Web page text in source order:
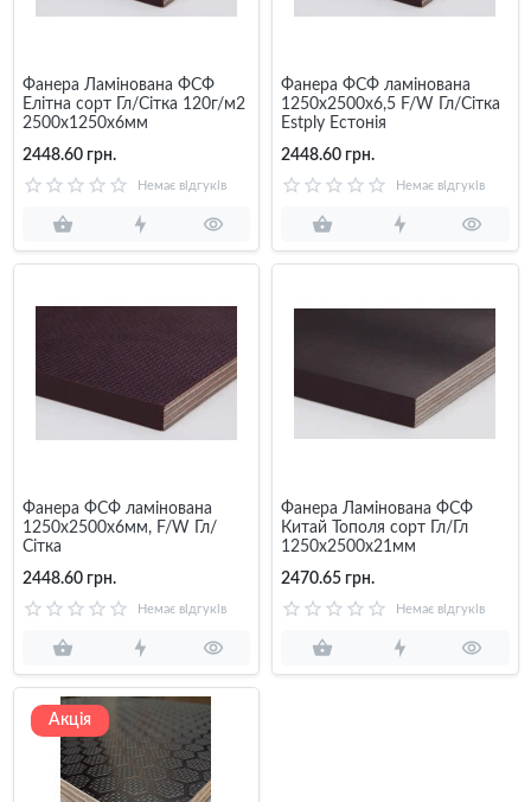
Фанера Ламінована ФСФ
Елітна сорт Гл/Сітка 120г/м2
2500х1250х6мм
2448.60 грн.
Немає відгуків
Фанера ФСФ ламінована
1250х2500х6,5 F/W Гл/Сітка
Estply Естонія
2448.60 грн.
Немає відгуків
Фанера ФСФ ламінована
1250х2500х6мм, F/W Гл/
Сітка
2448.60 грн.
Немає відгуків
Фанера Ламінована ФСФ
Китай Тополя сорт Гл/Гл
1250х2500х21мм
2470.65 грн.
Немає відгуків
Акція